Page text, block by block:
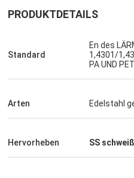
USA ---Alfaro
Superduplexflansch ASTM A182
PRODUKTDETAILS
Standard
En des
1,4301/
PA UND PET
Arten Edelstahl
Hervorheben SS